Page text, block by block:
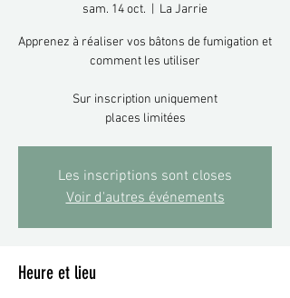
sam. 14 oct. La Jarrie
Apprenez à réaliser vos bâtons de fumigation et
comment les utiliser
Sur inscription uniquement
places limitées
Les inscriptions sont closes
Voir d'autres événements
Heure et lieu